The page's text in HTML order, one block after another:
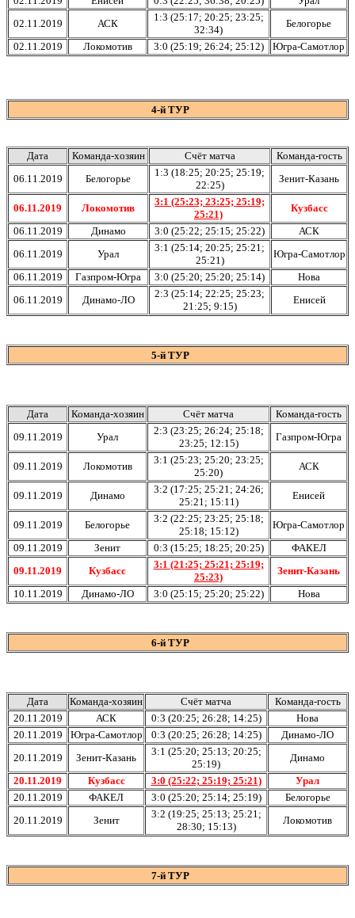
02.11.2019
АСК
1:3 (25:17; 20:25; 23:25;
32:34)
Белогорье
02.11.2019
Локомотив 3:0 (25:19; 26:24; 25:12) Югра-Самотлор
4-й ТУР
Дата Команда-хозяин Счёт матча
Команда-гость
06.11.2019
Белогорье
1:3 (18:25; 20:25; 25:19;
22:25)
Зенит-Казань
06.11.2019 Локомотив
3:1 (25:23; 23:25; 25:19;
25:21)
Кузбасс
06.11.2019
Динамо 3:0 (25:22; 25:15; 25:22)
АСК
06.11.2019
Урал
3:1 (25:14; 20:25; 25:21;
25:21)
Югра-Самотлор
06.11.2019
Газпром-Югра 3:0 (25:20; 25:20; 25:14)
Нова
06.11.2019
Динамо-ЛО
2:3 (25:14; 22:25; 25:23;
21:25; 9:15)
Енисей
5-й ТУР
Дата Команда-хозяин Счёт матча
Команда-гость
09.11.2019
Урал
2:3 (23:25; 26:24; 25:18;
23:25; 12:15)
Газпром-Югра
09.11.2019 Локомотив
3:1 (25:23; 25:20; 23:25;
25:20)
АСК
09.11.2019 Динамо
3:2 (17:25; 25:21; 24:26;
25:21; 15:11)
Енисей
09.11.2019 Белогорье
3:2 (22:25; 23:25; 25:18;
25:18; 15:12)
Югра-Самотлор
09.11.2019
Зенит 0:3 (15:25; 18:25; 20:25)
ФАКЕЛ
09.11.2019
Кузбасс
3:1 (21:25; 25:21; 25:19;
25:23)
Зенит-Казань
10.11.2019
Динамо-ЛО 3:0 (25:15; 25:20; 25:22) Нова
6-й ТУР
Дата Команда-хозяин Счёт матча
Команда-гость
20.11.2019
АСК 0:3 (20:25; 26:28; 14:25)
Нова
20.11.2019
Югра-Самотлор 0:3 (20:25; 26:28; 14:25)
Динамо-ЛО
20.11.2019
Зенит-Казань
3:1 (25:20; 25:13; 20:25;
25:19)
Динамо
20.11.2019
Кузбасс 3:0 (25:22; 25:19; 25:21)
Урал
20.11.2019
ФАКЕЛ 3:0 (25:20; 25:14; 25:19)
Белогорье
20.11.2019
Зенит
3:2 (19:25; 25:13; 25:21;
28:30; 15:13)
Локомотив
7-й ТУР